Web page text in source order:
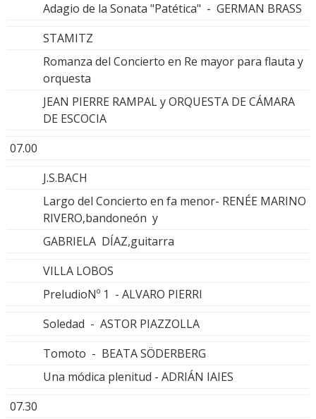
Adagio de la Sonata "Patética" - GERMAN BRASS
STAMITZ
Romanza del Concierto en Re mayor para flauta y
orquesta
JEAN PIERRE RAMPAL y ORQUESTA DE CÁMARA
DE ESCOCIA
07.00
J.S.BACH
Largo del Concierto en fa menor- RENÉE MARINO
RIVERO,bandoneón y
GABRIELA DÍAZ,guitarra
VILLA LOBOS
PreludioNº 1 - ALVARO PIERRI
Soledad - ASTOR PIAZZOLLA
Tomoto - BEATA SÖDERBERG
Una módica plenitud - ADRIÁN IAIES
07.30